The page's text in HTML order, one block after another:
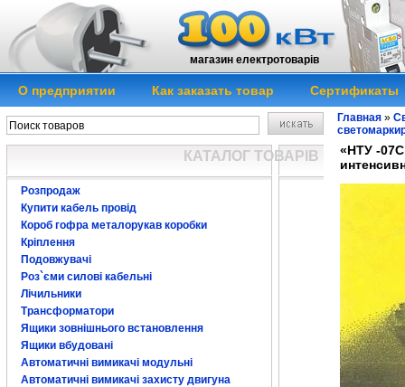
магазин електротоварів
О предприятии Как заказать товар Сертификаты
КАТАЛОГ ТОВАРІВ
Розпродаж
Купити кабель провід
Короб гофра металорукав коробки
Кріплення
Подовжувачі
Роз`єми силові кабельні
Лічильники
Трансформатори
Ящики зовнішнього встановлення
Ящики вбудовані
Автоматичні вимикачі модульні
Автоматичні вимикачі захисту двигуна
Главная »
«НТУ -